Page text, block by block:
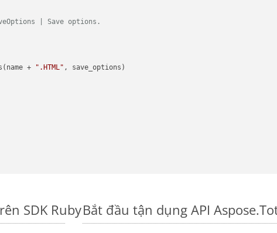
| Save options.
+
".HTML" , save_options)
SDK RubyBắt đầu tận dụng API